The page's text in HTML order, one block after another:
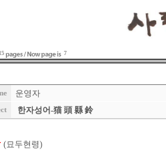
15 7
운영자
한자성어-猫 頭 縣 鈴
(묘두현령)